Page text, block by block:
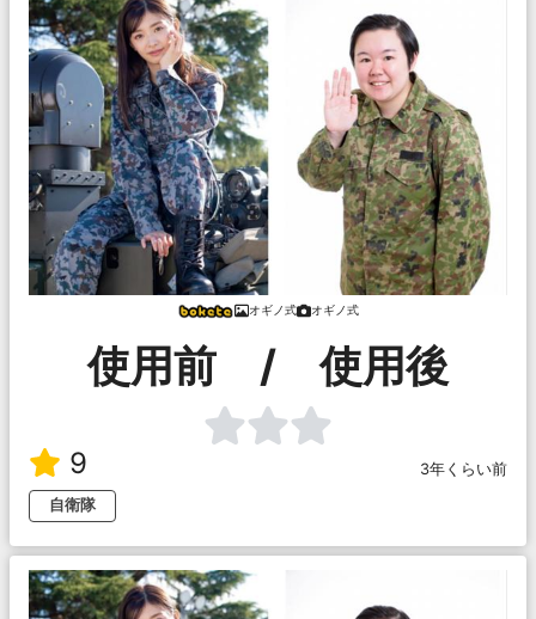
オギノ式 オギノ式
使用前 / 使用後
9
3年くらい前
自衛隊